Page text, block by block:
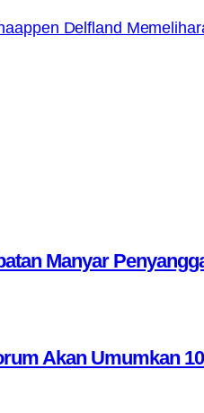
Delfland
Manyar
Akan Umumkan